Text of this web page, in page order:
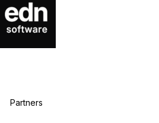
Partners